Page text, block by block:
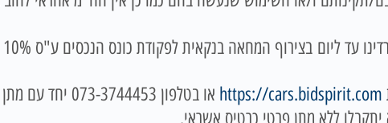
עד ליום
https://cars.bidspirit.com
או בטלפון 073-
ללא מתן פרטי כרטיס אשראי.